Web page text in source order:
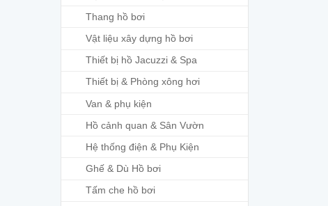
Thang hồ bơi
Vật liệu xây dựng hồ bơi
Thiết bị hồ Jacuzzi & Spa
Thiết bị & Phòng xông hơi
Van & phụ kiện
Hồ cảnh quan & Sân Vườn
Hệ thống điện & Phụ Kiện
Ghế & Dù Hồ bơi
Tấm che hồ bơi